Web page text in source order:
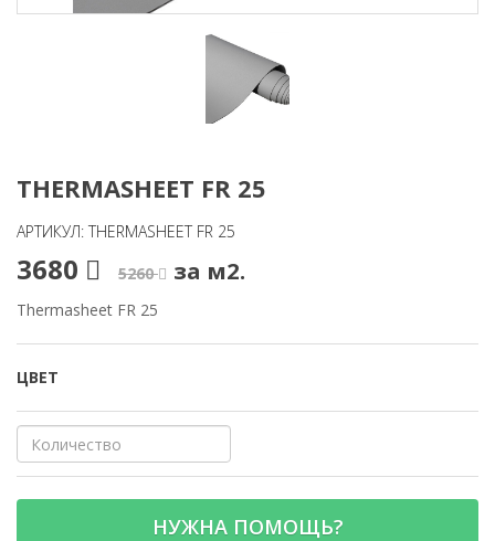
THERMASHEET FR 25
АРТИКУЛ: THERMASHEET FR 25
3680 5260 за м2.
Thermasheet FR 25
ЦВЕТ
НУЖНА ПОМОЩЬ?